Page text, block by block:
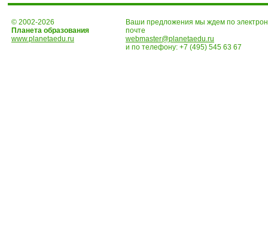
© 2002-2026
Планета образования
www.planetaedu.ru
Ваши предложения мы ждем по
почте
webmaster@planetaedu.ru
и по телефону: +7 (495) 545 63 67